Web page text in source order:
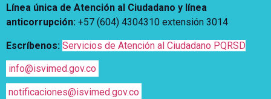
Línea única de Atención al Ciudadano y línea
anticorrupción: +57 (604) 4304310 extensión 3014
Escríbenos: Servicios de Atención al Ciudadano PQRSD
info@isvimed.gov.co
notificaciones@isvimed.gov.co